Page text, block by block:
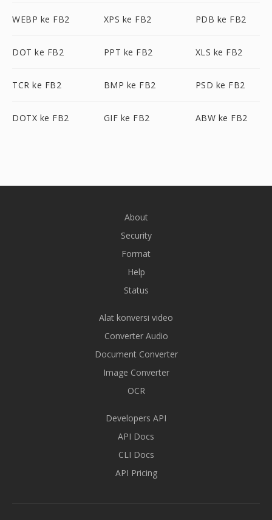
WEBP ke FB2 XPS ke FB2 PDB ke FB2
DOT ke FB2 PPT ke FB2 XLS ke FB2
TCR ke FB2 BMP ke FB2 PSD ke FB2
DOTX ke FB2 GIF ke FB2 ABW ke FB2
About
Security
Format
Help
Status
Alat konversi video
Converter Audio
Document Converter
Image Converter
OCR
Developers API
API Docs
CLI Docs
API Pricing